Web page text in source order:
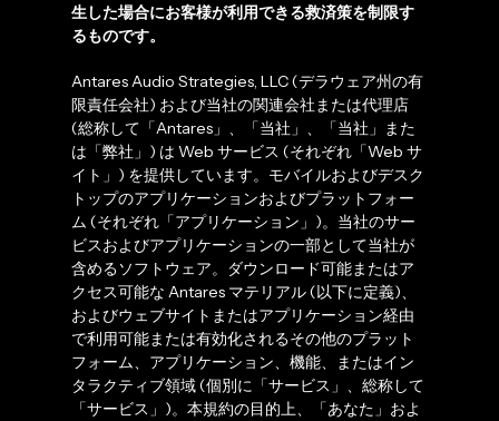
生した場合にお客様が利用できる救済策を制限す
るものです。
Antares Audio Strategies, LLC (デラウェア州の有
限責任会社) および当社の関連会社または代理店
(総称して「Antares」、「当社」、「当社」また
は「弊社」) は Web サービス (それぞれ「Web サ
イト」) を提供しています。モバイルおよびデスク
トップのアプリケーションおよびプラットフォー
ム (それぞれ「アプリケーション」)。当社のサー
ビスおよびアプリケーションの一部として当社が
含めるソフトウェア。ダウンロード可能またはア
クセス可能な Antares マテリアル (以下に定義)、
およびウェブサイトまたはアプリケーション経由
で利用可能または有効化されるその他のプラット
フォーム、アプリケーション、機能、またはイン
タラクティブ領域 (個別に「サービス」、総称して
「サービス」)。本規約の目的上、「あなた」およ